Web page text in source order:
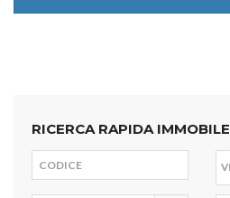
RICERCA RAPIDA IMMOBILE